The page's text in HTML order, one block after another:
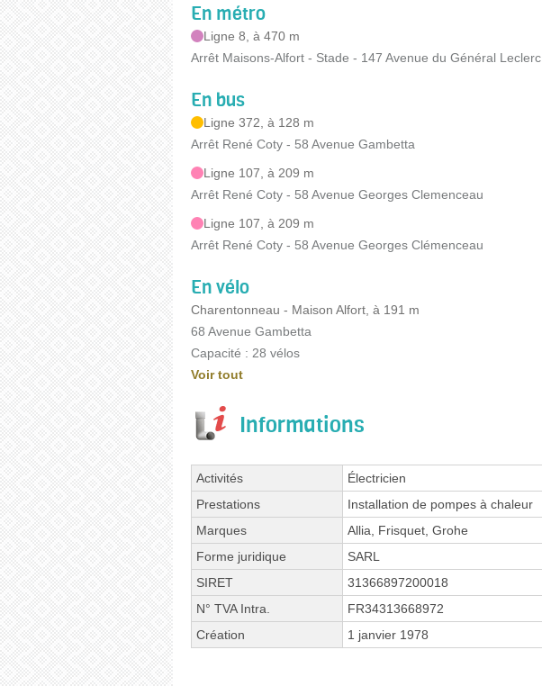
En métro
Ligne 8, à 470 m
Arrêt Maisons-Alfort - Stade - 147 Avenue du Général Leclerc
En bus
Ligne 372, à 128 m
Arrêt René Coty - 58 Avenue Gambetta
Ligne 107, à 209 m
Arrêt René Coty - 58 Avenue Georges Clemenceau
Ligne 107, à 209 m
Arrêt René Coty - 58 Avenue Georges Clémenceau
En vélo
Charentonneau - Maison Alfort, à 191 m
68 Avenue Gambetta
Capacité : 28 vélos
Voir tout
Informations
Activités
Électricien
Prestations
Installation de pompes à chaleur
Marques
Allia, Frisquet, Grohe
Forme juridique
SARL
SIRET
31366897200018
N° TVA Intra.
FR34313668972
Création
1 janvier 1978